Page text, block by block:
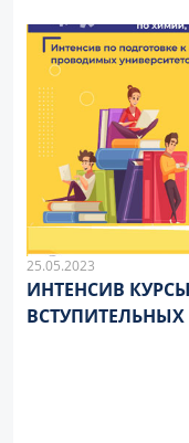
25.05.2023
ИНТЕНСИВ